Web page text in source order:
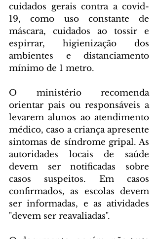
cuidados gerais contra a covid-
19, como uso constante de
máscara, cuidados ao tossir e
espirrar, higienização dos
ambientes e distanciamento
mínimo de 1 metro.
O ministério recomenda
orientar pais ou responsáveis a
levarem alunos ao atendimento
médico, caso a criança apresente
sintomas de síndrome gripal. As
autoridades locais de saúde
devem ser notificadas sobre
casos suspeitos. Em casos
confirmados, as escolas devem
ser informadas, e as atividades
"devem ser reavaliadas".